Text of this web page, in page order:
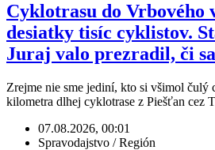
Cyklotrasu do Vrbového
desiatky tisíc cyklistov.
Juraj valo prezradil, či
Zrejme nie sme jediní, kto si všimol čulý
kilometra dlhej cyklotrase z Piešťan cez
07.08.2026, 00:01
Spravodajstvo / Región